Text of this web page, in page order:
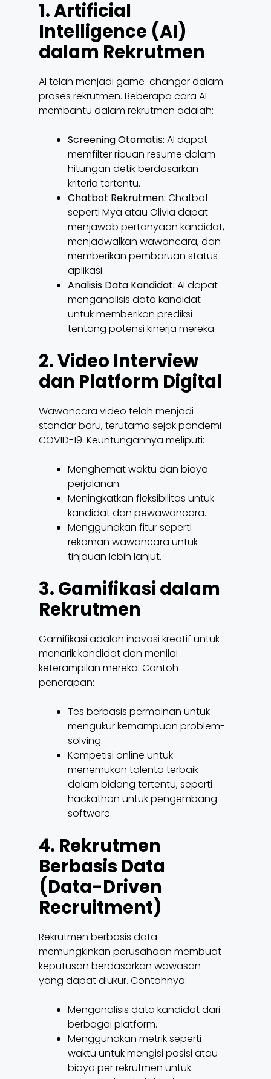
1. Artificial
Intelligence (AI)
dalam Rekrutmen
AI telah menjadi game-changer dalam
proses rekrutmen. Beberapa cara AI
membantu dalam rekrutmen adalah:
Screening Otomatis: AI dapat
memfilter ribuan resume dalam
hitungan detik berdasarkan
kriteria tertentu.
Chatbot Rekrutmen: Chatbot
seperti Mya atau Olivia dapat
menjawab pertanyaan kandidat,
menjadwalkan wawancara, dan
memberikan pembaruan status
aplikasi.
Analisis Data Kandidat: AI dapat
menganalisis data kandidat
untuk memberikan prediksi
tentang potensi kinerja mereka.
2. Video Interview
dan Platform Digital
Wawancara video telah menjadi
standar baru, terutama sejak pandemi
COVID-19. Keuntungannya meliputi:
Menghemat waktu dan biaya
perjalanan.
Meningkatkan fleksibilitas untuk
kandidat dan pewawancara.
Menggunakan fitur seperti
rekaman wawancara untuk
tinjauan lebih lanjut.
3. Gamifikasi dalam
Rekrutmen
Gamifikasi adalah inovasi kreatif untuk
menarik kandidat dan menilai
keterampilan mereka. Contoh
penerapan:
Tes berbasis permainan untuk
mengukur kemampuan problem-
solving.
Kompetisi online untuk
menemukan talenta terbaik
dalam bidang tertentu, seperti
hackathon untuk pengembang
software.
4. Rekrutmen
Berbasis Data
(Data-Driven
Recruitment)
Rekrutmen berbasis data
memungkinkan perusahaan membuat
keputusan berdasarkan wawasan
yang dapat diukur. Contohnya:
Menganalisis data kandidat dari
berbagai platform.
Menggunakan metrik seperti
waktu untuk mengisi posisi atau
biaya per rekrutmen untuk